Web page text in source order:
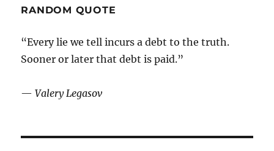
RANDOM QUOTE
“Every lie we tell incurs a debt to the truth.
Sooner or later that debt is paid.”
—Valery Legasov